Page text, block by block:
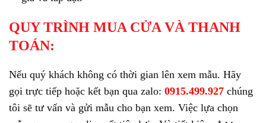
QUY TRÌNH MUA CỬA VÀ THANH
TOÁN:
Nếu quý khách không có thời gian lên xem mẫu. Hãy
gọi trực tiếp hoặc kết bạn qua zalo: 0915.499.927 chúng
tôi sẽ tư vấn và gửi mẫu cho bạn xem. Việc lựa chọn